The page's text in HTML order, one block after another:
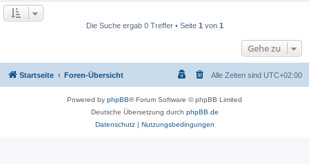
Die Suche ergab 0 Treffer • Seite 1 von 1
Gehe zu
Startseite Foren-Übersicht Alle Zeiten sind UTC+02:00
Powered by phpBB® Forum Software © phpBB Limited
Deutsche Übersetzung durch phpBB.de
Datenschutz | Nutzungsbedingungen